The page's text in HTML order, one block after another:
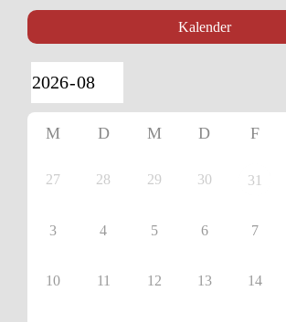
Kalender
M D M D F
27 28 29 30 31
3 4 5 6 7
10 11 12 13 14